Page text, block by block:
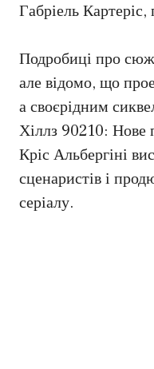
Габріель
Подробиці про
але відомо, що
а своєрідним
Хіллз 90210: Нове
Кріс Альбергіні
сценаристів і
серіалу.